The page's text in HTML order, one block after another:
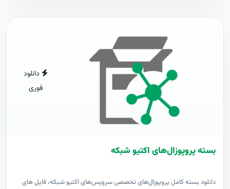
دانلود
فوری
بسته پروپوزال‌های اکتیو شبکه
دانلود بسته کامل پروپوزال‌های تخصصی سرویس‌های اکتیو شبکه، فایل های